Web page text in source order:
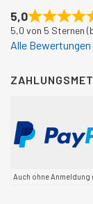
5,0
5,0 von 5 Sternen
Alle Bewertungen
Auch ohne Anmeldung